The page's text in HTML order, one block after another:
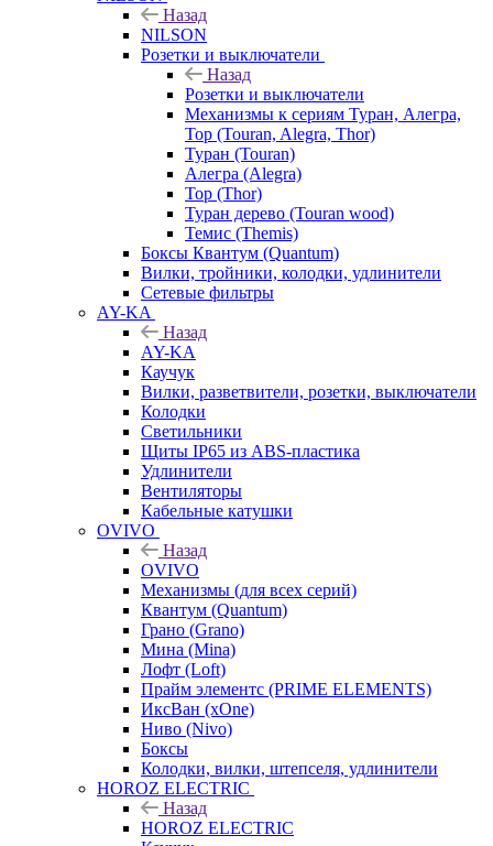
Назад
NILSON
Розетки и выключатели
Назад
Розетки и выключатели
Механизмы к сериям Туран, Алегра,
Тор (Touran, Alegra, Thor)
Туран (Touran)
Алегра (Alegra)
Тор (Thor)
Туран дерево (Touran wood)
Темис (Themis)
Боксы Квантум (Quantum)
Вилки, тройники, колодки, удлинители
Сетевые фильтры
AY-KA
Назад
AY-KA
Каучук
Вилки, разветвители, розетки, выключатели
Колодки
Светильники
Щиты IP65 из ABS-пластика
Удлинители
Вентиляторы
Кабельные катушки
OVIVO
Назад
OVIVO
Механизмы (для всех серий)
Квантум (Quantum)
Грано (Grano)
Мина (Mina)
Лофт (Loft)
Прайм элементс (PRIME ELEMENTS)
ИксВан (xOne)
Ниво (Nivo)
Боксы
Колодки, вилки, штепселя, удлинители
HOROZ ELECTRIC
Назад
HOROZ ELECTRIC